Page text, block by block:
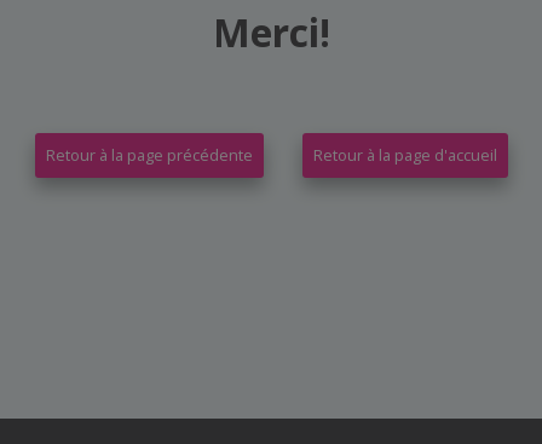
Merci!
Retour à la page précédente Retour à la page d'accueil